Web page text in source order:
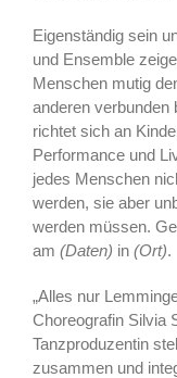
Eigenständig sein
und Ensemble
Menschen mutig
anderen verbunden
richtet sich an
Performance und
jedes Menschen
werden, sie aber
werden müssen.
am (Daten) in (Ort).
„Alles nur
Choreografin Silvia
Tanzproduzentin
zusammen und